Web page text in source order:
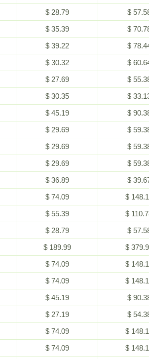
$ 28.79
$
$ 35.39
$
$ 39.22
$
$ 30.32
$
$ 27.69
$
$ 30.35
$
$ 45.19
$
$ 29.69
$
$ 29.69
$
$ 29.69
$
$ 36.89
$
$ 74.09
$
$ 55.39
$
$ 28.79
$
$ 189.99
$
$ 74.09
$
$ 74.09
$
$ 45.19
$
$ 27.19
$
$ 74.09
$
$ 74.09
$